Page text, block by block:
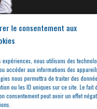
le consentement aux
nous utilisons des
accéder aux informations des
nous permettra de traiter des
ou les ID uniques sur ce site. Le fait
consentement peut avoir un effet